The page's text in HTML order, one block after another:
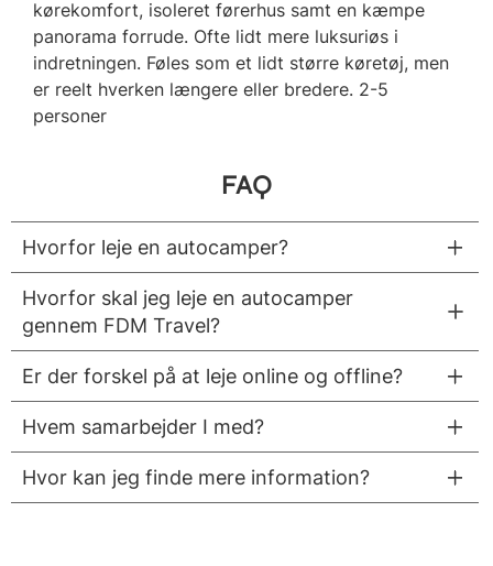
kørekomfort, isoleret førerhus samt en kæmpe
panorama forrude. Ofte lidt mere luksuriøs i
indretningen. Føles som et lidt større køretøj, men
er reelt hverken længere eller bredere. 2-5
personer
FAQ
Hvorfor leje en autocamper?
Hvorfor skal jeg leje en autocamper
gennem FDM Travel?
Er der forskel på at leje online og offline?
Hvem samarbejder I med?
Hvor kan jeg finde mere information?